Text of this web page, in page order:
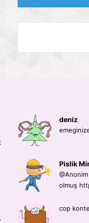
deniz
Pislik
olmuş
cop